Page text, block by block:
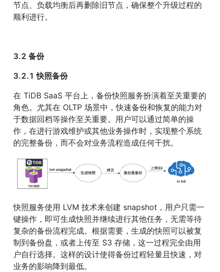
节点、负载均衡后再删除旧节点，确保整个升级过程的
顺利进行。
3.2 备份
3.2.1 快照备份
在 TiDB SaaS 平台上，备份快照服务扮演着至关重要的
角色。尤其在 OLTP 场景中，快速备份和恢复的能力对
于数据回档等操作至关重要。用户可以通过简单的操
作，在进行游戏维护或其他业务操作时，实现整个系统
的完整备份，而不会对业务流程造成任何干扰。
快照服务使用 LVM 技术来创建 snapshot，用户只需一
键操作，即可生成快照并继续进行其他任务，无需等待
复杂的备份流程完成。根据需要，生成的快照可以被复
制到备份盘，或者上传至 S3 存储，这一过程完全由用
户自行选择。这样的设计使得备份过程轻量且快速，对
业务的影响降到最低。